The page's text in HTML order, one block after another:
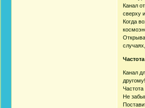
Канал
сверху
Когда
Канал
Не